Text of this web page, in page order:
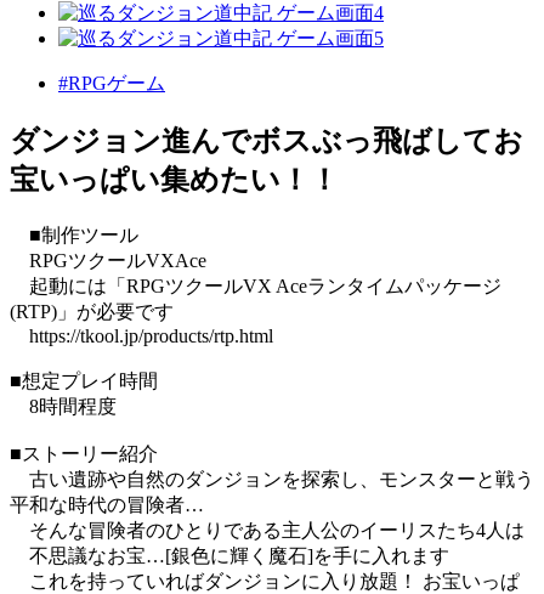
#RPGゲーム
ダンジョン進んでボスぶっ飛ばしてお
宝いっぱい集めたい！！
■制作ツール
RPGツクールVXAce
起動には「RPGツクールVX Aceランタイムパッケージ
(RTP)」が必要です
https://tkool.jp/products/rtp.html
■想定プレイ時間
8時間程度
■ストーリー紹介
古い遺跡や自然のダンジョンを探索し、モンスターと戦う
平和な時代の冒険者…
そんな冒険者のひとりである主人公のイーリスたち4人は
不思議なお宝…[銀色に輝く魔石]を手に入れます
これを持っていればダンジョンに入り放題！ お宝いっぱ